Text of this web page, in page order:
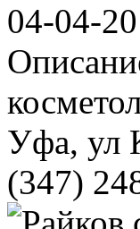
04-04-
Уфа, ул
(347)